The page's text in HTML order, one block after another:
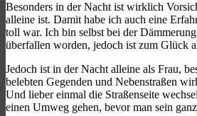
Besonders in der Nacht ist wirklich
alleine ist. Damit habe ich auch eine
toll war. Ich bin selbst bei der
überfallen worden, jedoch ist zum Glück
Jedoch ist in der Nacht alleine als Frau,
belebten Gegenden und Nebenstraßen
Und lieber einmal die Straßenseite
einen Umweg gehen, bevor man sein